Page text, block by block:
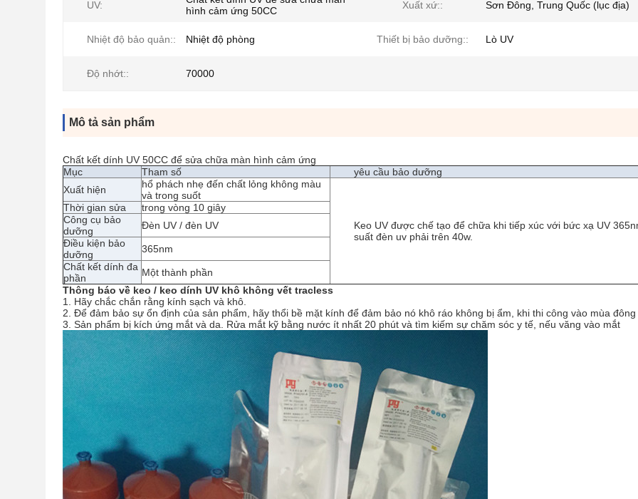
UV:
hình cảm ứng 50CC
Xuất xứ:: Sơn Đông, Trung Quốc (lục địa)
Nhiệt độ bảo quản:: Nhiệt độ phòng Thiết bị bảo dưỡng:: Lò UV
Độ nhớt:: 70000
Mô tả sản phẩm
Chất kết dính UV 50CC để sửa chữa màn hình cảm ứng
Mục
Tham số
yêu cầu bảo dưỡng
Xuất hiện
hổ phách nhẹ đến chất lỏng không màu
và trong suốt
Keo UV được chế tạo để chữa khi tiếp xúc với bức xạ UV
suất đèn uv phải trên 40w.
Thời gian sửa
trong vòng 10 giây
Công cụ bảo
dưỡng
Đèn UV / đèn UV
Điều kiện bảo
dưỡng
365nm
Chất kết dính đa
phần
Một thành phần
Thông báo về keo / keo dính UV khô không vết tracless
1. Hãy chắc chắn rằng kính sạch và khô.
2. Để đảm bảo sự ổn định của sản phẩm, hãy thổi bề mặt kính để đảm bảo nó khô ráo không bị ẩm, khi thi công vào mùa đông
3. Sản phẩm bị kích ứng mắt và da.
Rửa mắt kỹ bằng nước ít nhất 20 phút và tìm kiếm sự chăm sóc y tế, nếu văng vào mắt